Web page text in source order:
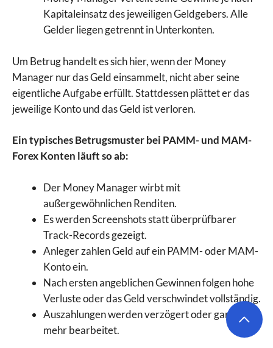
Kapitaleinsatz des jeweiligen Geldgebers. Alle
Gelder liegen getrennt in Unterkonten.
Um Betrug handelt es sich hier, wenn der Money
Manager nur das Geld einsammelt, nicht aber seine
eigentliche Aufgabe erfüllt. Stattdessen plättet er das
jeweilige Konto und das Geld ist verloren.
Ein typisches Betrugsmuster bei PAMM- und MAM-
Forex Konten läuft so ab:
Der Money Manager wirbt mit
außergewöhnlichen Renditen.
Es werden Screenshots statt überprüfbarer
Track-Records gezeigt.
Anleger zahlen Geld auf ein PAMM- oder MAM-
Konto ein.
Nach ersten angeblichen Gewinnen folgen hohe
Verluste oder das Geld verschwindet vollständig.
Auszahlungen werden verzögert oder gar nicht
mehr bearbeitet.